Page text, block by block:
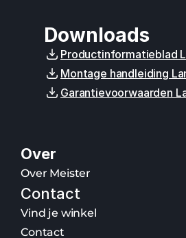
Downloads
Productinformatieblad
Montage handleiding
Garantievoorwaarden
Over
Over Meister
Contact
Vind je winkel
Contact